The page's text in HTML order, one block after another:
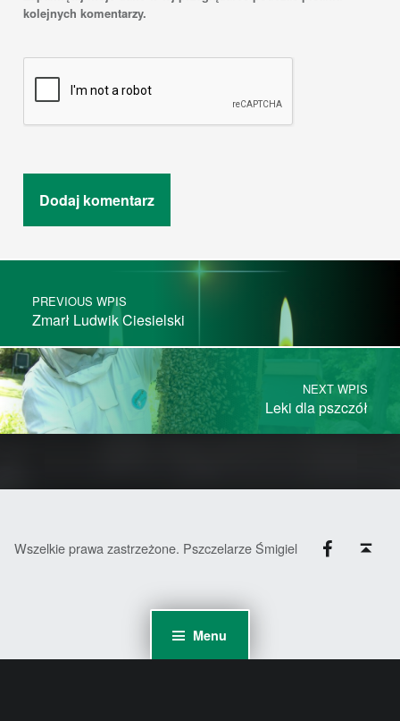
Menu
kolejnych komentarzy.
Post navigation
PREVIOUS WPIS
Zmarł Ludwik Ciesielski
NEXT WPIS
Leki dla pszczół
Wszelkie prawa zastrzeżone. Pszczelarze Śmigiel
Facebook